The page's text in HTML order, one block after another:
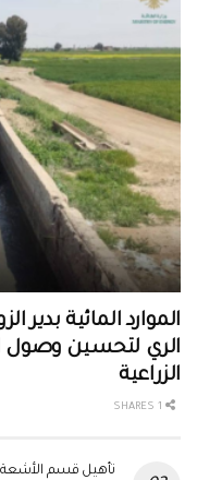
الموارد المائية بدير
الري لتحسين وصول
الزراعية
تأهيل قسم الأشعة